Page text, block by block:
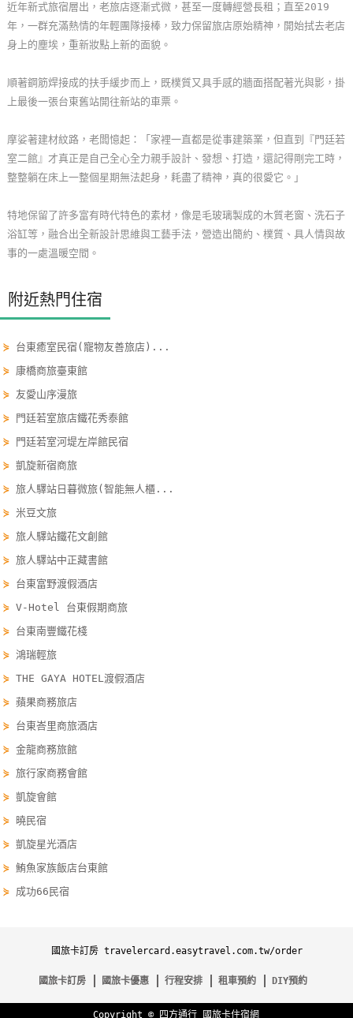
地
圖
客
服
顧
滿
意
度
訂
管
理
會
員
帳
客
聯
絡
單
Line
線
上
客
紅
查
詢
近年新式旅宿層出，老旅店逐漸式微，甚至一度轉經營長租；直至2019
年，一群充滿熱情的年輕團隊接棒，致力保留旅店原始精神，開始拭去老店
身上的塵埃，重新妝點上新的面貌。
順著鋼筋焊接成的扶手緩步而上，既樸質又具手感的牆面搭配著光與影，掛
上最後一張台東舊站開往新站的車票。
摩娑著建材紋路，老闆憶起：「家裡一直都是從事建築業，但直到『門廷若
室二館』才真正是自己全心全力親手設計、發想、打造，還記得剛完工時，
整整躺在床上一整個星期無法起身，耗盡了精神，真的很愛它。」
特地保留了許多富有時代特色的素材，像是毛玻璃製成的木質老窗、洗石子
浴缸等，融合出全新設計思維與工藝手法，營造出簡約、樸質、具人情與故
事的一處溫暖空間。
附近熱門住宿
⋟ 台東癒室民宿(寵物友善旅店)...
⋟ 康橋商旅臺東館
⋟ 友愛山序漫旅
⋟
門廷若室旅店鐵花秀泰館
⋟
門廷若室河堤左岸館民宿
⋟凱旋新宿商旅
⋟旅人驛站日暮微旅(智能無人櫃...
⋟米豆文旅
⋟旅人驛站鐵花文創館
⋟旅人驛站中正藏書館
⋟ 台東富野渡假酒店
⋟V-Hotel 台東假期商旅
⋟ 台東南豐鐵花棧
⋟鴻瑞輕旅
⋟THE GAYA HOTEL渡假酒店
⋟蘋果商務旅店
⋟ 台東峇里商旅酒店
⋟金龍商務旅館
⋟旅行家商務會館
⋟凱旋會館
⋟
曉民宿
⋟凱旋星光酒店
⋟鮪魚家族飯店台東館
⋟ 成功66民宿
國旅卡訂房 travelercard.easytravel.com.tw/order
國旅卡訂房 國旅卡優惠 行程安排 租車預約 DIY預約
Copyright © 四方通行 國旅卡住宿網